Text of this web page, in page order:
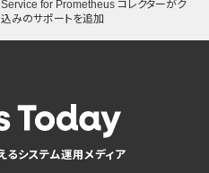
for Prometheus コレクターがク
みのサポートを追加
るシステム運用メディア